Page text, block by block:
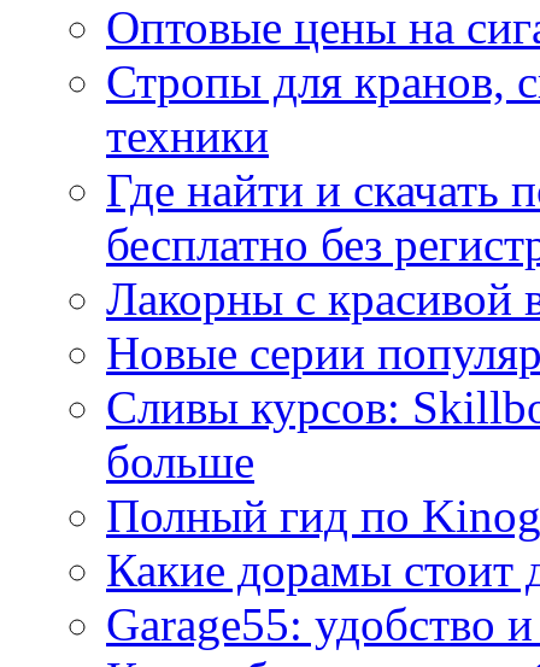
Оптовые цены на
Стропы для кранов,
техники
Где найти и
бесплатно без
Лакорны с красивой
Новые серии
Сливы курсов:
больше
Полный гид по
Какие дорамы стоит
Garage55: удобство